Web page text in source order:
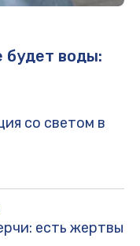
будет воды:
со светом в
есть жертвы